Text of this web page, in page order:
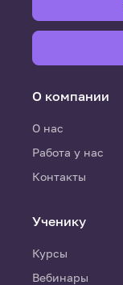
О компании
О нас
Работа у нас
Контакты
Ученику
Курсы
Вебинары